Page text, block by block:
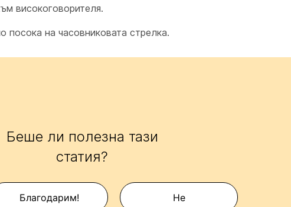
високоговорителя.
на часовниковата стрелка.
Беше ли полезна тази
статия?
Благодарим! Не